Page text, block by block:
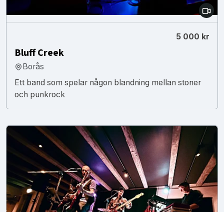
5 000 kr
Bluff Creek
Borås
Ett band som spelar någon blandning mellan stoner
och punkrock